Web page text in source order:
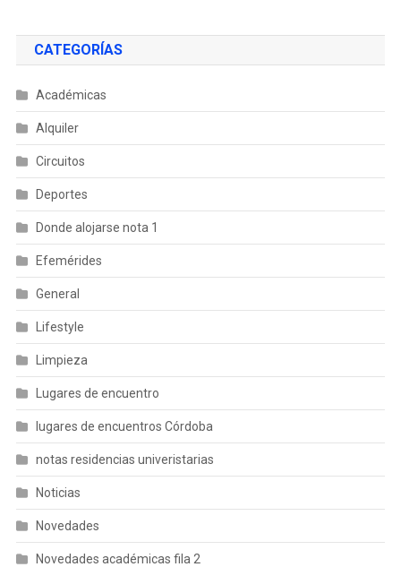
CATEGORÍAS
Académicas
Alquiler
Circuitos
Deportes
Donde alojarse nota 1
Efemérides
General
Lifestyle
Limpieza
Lugares de encuentro
lugares de encuentros Córdoba
notas residencias univeristarias
Noticias
Novedades
Novedades académicas fila 2